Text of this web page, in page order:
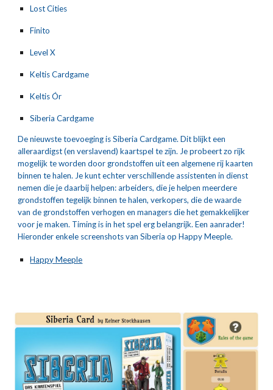
Lost Cities
Finito
Level X
Keltis Cardgame
Keltis Ór
Siberia Cardgame
De nieuwste toevoeging is Siberia Cardgame. Dit blijkt een
alleraardigst (en verslavend) kaartspel te zijn. Je probeert zo rijk
mogelijk te worden door grondstoffen uit een algemene rij kaarten
binnen te halen. Je kunt echter verschillende assistenten in dienst
nemen die je daarbij helpen: arbeiders, die je helpen meerdere
grondstoffen tegelijk binnen te halen, verkopers, die de waarde
van de grondstoffen verhogen en managers die het gemakkelijker
voor je maken. Timing is in het spel erg belangrijk. Een aanrader!
Hieronder enkele screenshots van Siberia op Happy Meeple.
Happy Meeple